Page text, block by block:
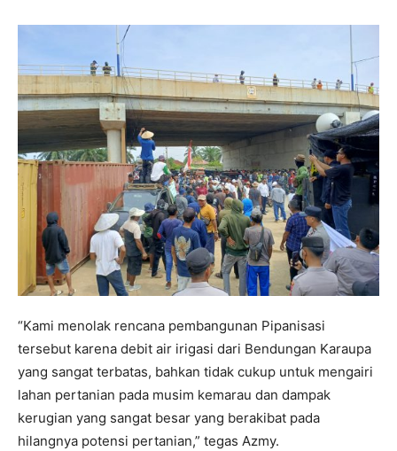
“Kami menolak rencana pembangunan Pipanisasi
tersebut karena debit air irigasi dari Bendungan Karaupa
yang sangat terbatas, bahkan tidak cukup untuk mengairi
lahan pertanian pada musim kemarau dan dampak
kerugian yang sangat besar yang berakibat pada
hilangnya potensi pertanian,” tegas Azmy.